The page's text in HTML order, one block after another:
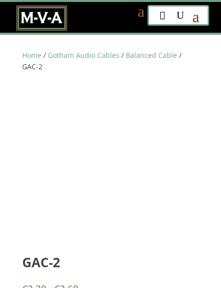
Home / Gotham Audio Cables / Balanced Cable /
GAC-2
GAC-2